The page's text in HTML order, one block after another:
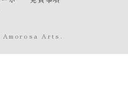
Amorosa Arts.